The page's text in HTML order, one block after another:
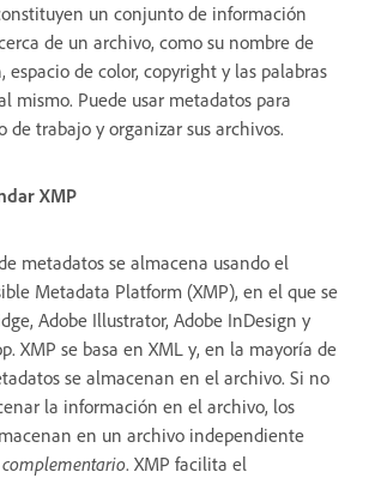
un conjunto de información
de un archivo, como su nombre de
espacio de color, copyright y las palabras
mismo. Puede usar metadatos para
de trabajo y organizar sus archivos.
XMP
metadatos se almacena usando el
Metadata Platform (XMP), en el que se
Adobe Illustrator, Adobe InDesign y
XMP se basa en XML y, en la mayoría de
se almacenan en el archivo. Si no
la información en el archivo, los
en un archivo independiente
. XMP facilita el